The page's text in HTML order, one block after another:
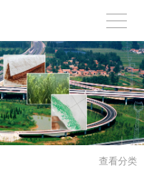
查看分类